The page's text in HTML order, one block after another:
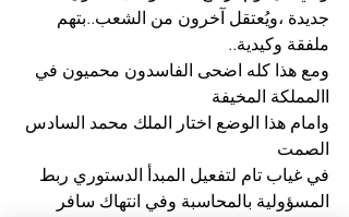
جديدة ،ويُعتقل آخرون من الشعب..بتهم
ملفقة وكيدية..
ومع هذا كله اضحى الفاسدون محميون في
االمملكة المخيفة
وامام هذا الوضع اختار الملك محمد السادس
الصمت
في غياب تام لتفعيل المبدأ الدستوري ربط
المسؤولية بالمحاسبة وفي انتهاك سافر